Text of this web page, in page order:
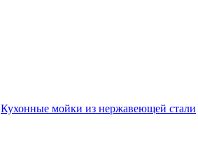
Кухонные мойки из нержавеющей стали